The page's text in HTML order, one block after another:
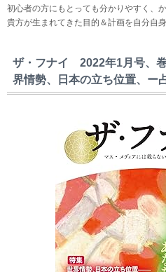
初心者の方にもとっても分かりやすく、
貴方が生まれてきた目的＆計画を自分自
ザ・フナイ 2022年1月号、
界情勢、日本の立ち位置、ー